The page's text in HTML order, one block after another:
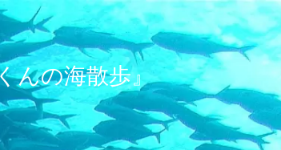
んの海散歩』